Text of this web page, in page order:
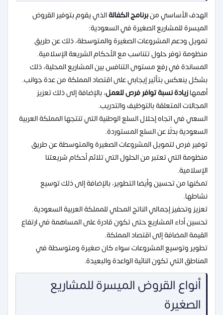
الهدف الأساسي منبرنامج الكفالةالذي يقوم بتوفير القروض
الميسرة للمشاريع الصغيرة في السعودية:
تمويل ودعم المشروعات الصغيرة والمتوسطة، ذلك عن طريق
منظومة توفر حلول تتناسب مع الأحكام الشريعة الإسلامية.
المساندة في رفع مستوى التنافس بين المشاريع المحلية، ذلك
بشكل ينعكس بتأثير إيجابي على اقتصاد المملكة من عدة جوانب.
أهمهازيادة نسبة توافر فرص للعمل، بالإضافة إلى ذلك تعزيز
المجالات المتعلقة بالتوظيف والتدريب.
السعي في اتجاه إحلال السلع الوطنية التي تنتجها المملكة العربية
السعودية بدلًا عن السلع المستوردة.
توفير فرص لتمويل المشروعات الصغيرة والمتوسطة عن طريق
منظومة التي تعتبر من الحلول التي تلائم أحكام شريعتنا
الإسلامية.
تمكنها من تحسين وأيضا التطوير، بالإضافة إلى ذلك توسيع
نشاطها.
تعزيز وتحفيز إجمالي الناتج المحلي للمملكة العربية السعودية.
تحسين أداء المشاريع حتى تكون قادرة على المساهمة في ارتفاع
القيمة المضافة إلى اقتصاد المملكة.
تطوير وتوسيع المشروعات سواء كان صغيرة ومتوسطة في
المناطق التي تكون النائية الواعدة والبعيدة.
أنواع القروض الميسرة للمشاريع
الصغيرة